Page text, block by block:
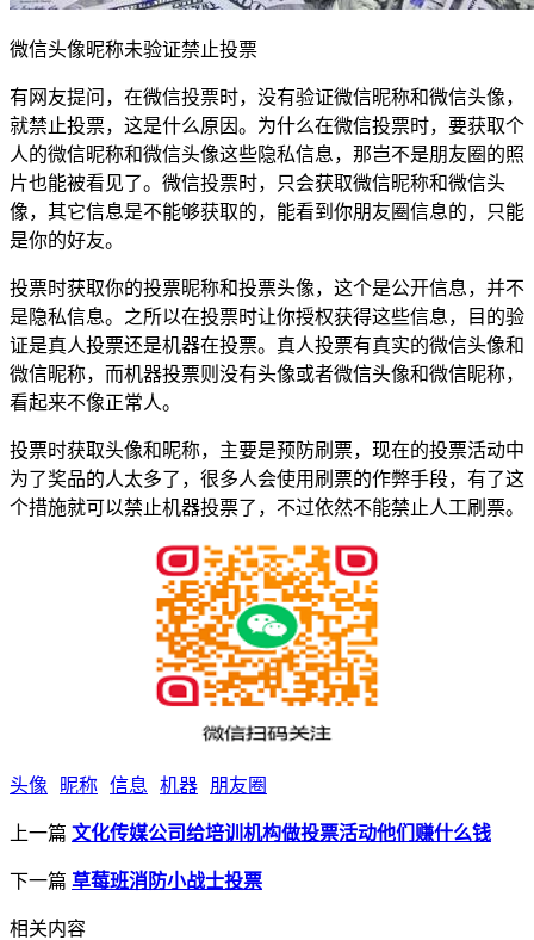
微信头像昵称未验证禁止投票
有网友提问，在微信投票时，没有验证微信昵称和微信头像，
就禁止投票，这是什么原因。为什么在微信投票时，要获取个
人的微信昵称和微信头像这些隐私信息，那岂不是朋友圈的照
片也能被看见了。微信投票时，只会获取微信昵称和微信头
像，其它信息是不能够获取的，能看到你朋友圈信息的，只能
是你的好友。
投票时获取你的投票昵称和投票头像，这个是公开信息，并不
是隐私信息。之所以在投票时让你授权获得这些信息，目的验
证是真人投票还是机器在投票。真人投票有真实的微信头像和
微信昵称，而机器投票则没有头像或者微信头像和微信昵称，
看起来不像正常人。
投票时获取头像和昵称，主要是预防刷票，现在的投票活动中
为了奖品的人太多了，很多人会使用刷票的作弊手段，有了这
个措施就可以禁止机器投票了，不过依然不能禁止人工刷票。
头像 昵称 信息 机器 朋友圈
上一篇 文化传媒公司给培训机构做投票活动他们赚什么钱
下一篇 草莓班消防小战士投票
相关内容